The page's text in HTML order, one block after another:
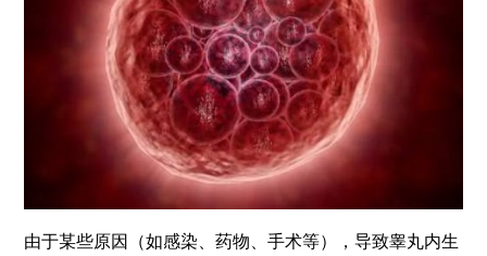
由于某些原因（如感染、药物、手术等），导致睾丸内生